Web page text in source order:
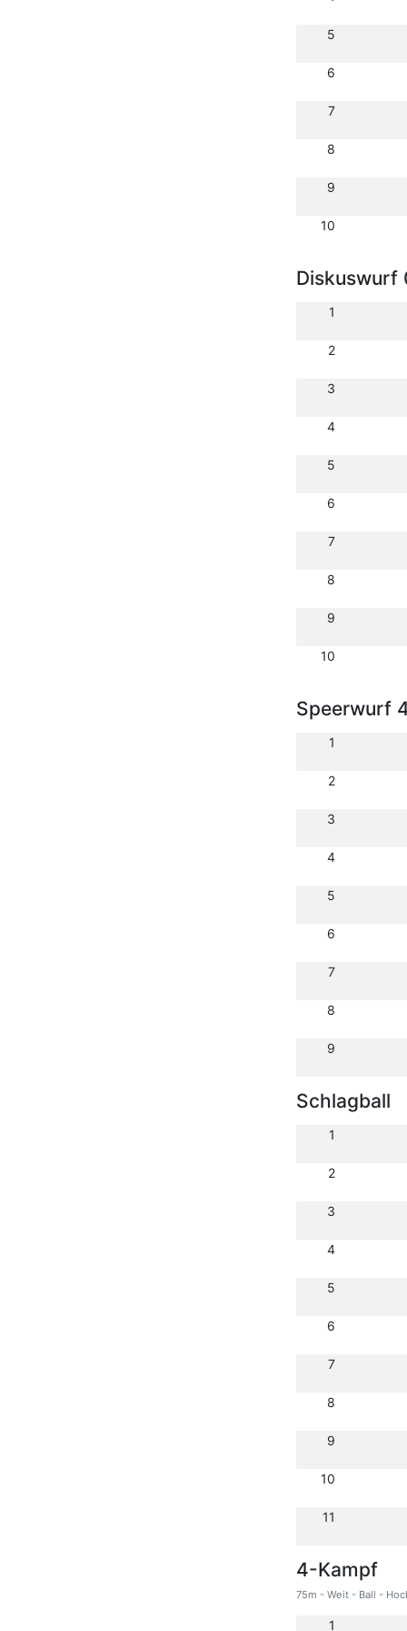
5
6
7
8
9
10
Diskuswurf
1
2
3
4
5
6
7
8
9
10
Speerwurf
1
2
3
4
5
6
7
8
9
Schlagball
1
2
3
4
5
6
7
8
9
10
11
4-Kampf
75m - Weit - Ball -
1